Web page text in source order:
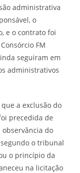
administrativa
o
e o contrato foi
FM
seguiram em
administrativos
que a exclusão do
precedida de
do
o tribunal
o princípio da
na licitação